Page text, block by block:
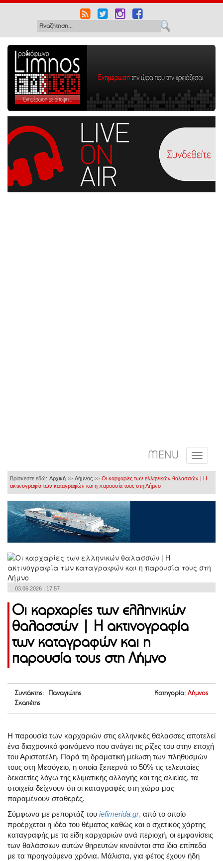
MENU
Βρίσκεστε εδώ: Αρχική >> Λήμνος >> Οι καρχαρίες των ελληνικών θαλασσών | Η
ακτινογραφία των καταγραφών και η παρουσία τους στη Λήμνο
03.06.2026 | 17:57
Οι καρχαρίες των ελληνικών
θαλασσών | Η ακτινογραφία
των καταγραφών και η
παρουσία τους στη Λήμνο
Συντάκτης: Παναγιώτης
Σκαπέτης
Κατηγορία: Λήμνος
Η παρουσία των καρχαριών στις ελληνικές θάλασσες αποτελεί
ένα διαχρονικό φαινόμενο που ανάγει τις ρίζες του στην εποχή
του Αριστοτέλη. Παρά τη δραματική μείωση των πληθυσμών
τους στη Μεσόγειο, η οποία ξεπερνά το 50% τις τελευταίες
δεκαετίες λόγω της κλιματικής αλλαγής και της αλιείας, τα
στοιχεία δείχνουν ότι οι καταγραφές στη χώρα μας
παραμένουν σταθερές.
Σύμφωνα με ρεπορτάζ του iefimerida.gr, από το οποίο
προέρχεται η ιδέα του θέματος καθώς και ο σχετικός χάρτης
καταγραφής με τα είδη καρχαριών ανά περιοχή, οι εμφανίσεις
των θαλάσσιων αυτών θηρευτών κινούνται στα ίδια επίπεδα
με τα προηγούμενα χρόνια. Μάλιστα, για φέτος έχουν ήδη